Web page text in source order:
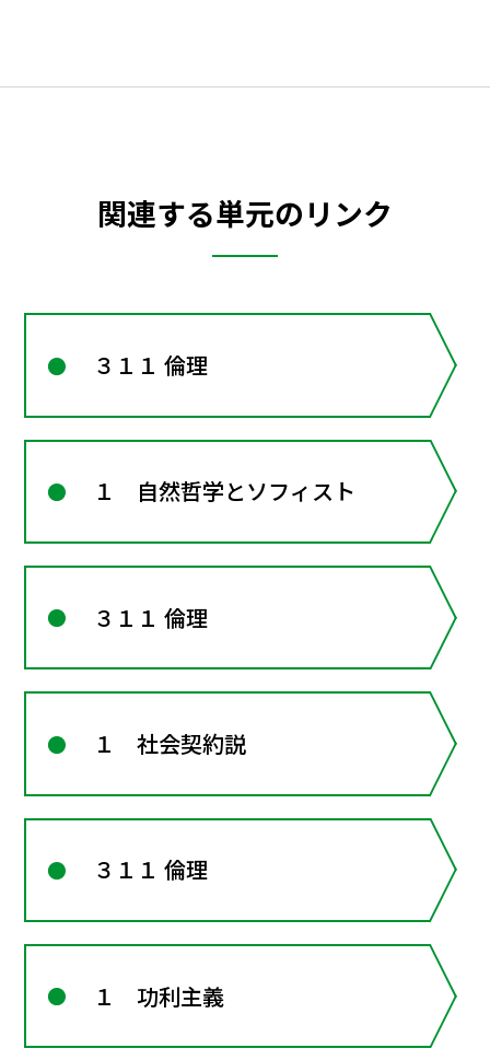
関連する単元のリンク
３１１ 倫理
１ 自然哲学とソフィスト
３１１ 倫理
１ 社会契約説
３１１ 倫理
１ 功利主義